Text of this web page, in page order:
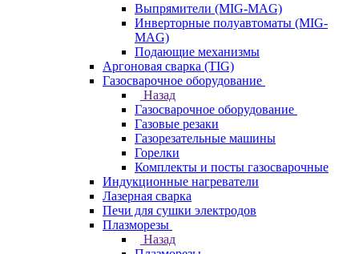
Выпрямители (MIG-MAG)
Инверторные полуавтоматы (MIG-
MAG)
Подающие механизмы
Аргоновая сварка (TIG)
Газосварочное оборудование
Назад
Газосварочное оборудование
Газовые резаки
Газорезательные машины
Горелки
Комплекты и посты газосварочные
Индукционные нагреватели
Лазерная сварка
Печи для сушки электродов
Плазморезы
Назад